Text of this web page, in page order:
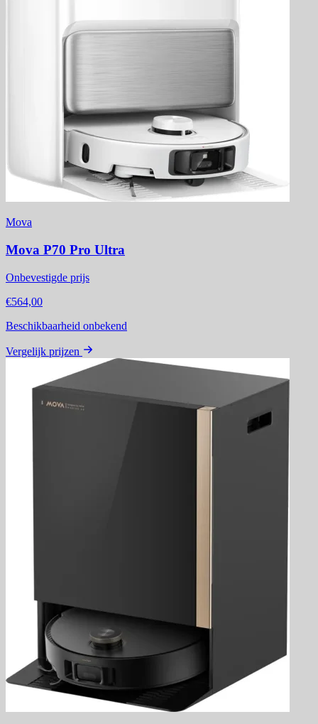
Mova
Mova P70 Pro Ultra
Onbevestigde prijs
€564,00
Beschikbaarheid onbekend
Vergelijk prijzen